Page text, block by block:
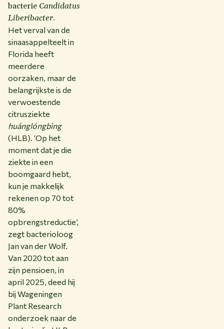
bacterie Candidatus
Liberibacter.
Het verval van de
sinaasappelteelt in
Florida heeft
meerdere
oorzaken, maar de
belangrijkste is de
verwoestende
citrusziekte
huánglóngbìng
(HLB). ‘Op het
moment dat je die
ziekte in een
boomgaard hebt,
kun je makkelijk
rekenen op 70 tot
80%
opbrengstreductie’,
zegt bacterioloog
Jan van der Wolf.
Van 2020 tot aan
zijn pensioen, in
april 2025, deed hij
bij Wageningen
Plant Research
onderzoek naar de